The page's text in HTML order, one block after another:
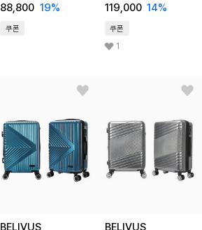
88,800 19%
쿠폰
119,000 14%
쿠폰
1
BELIVUS BELIVUS